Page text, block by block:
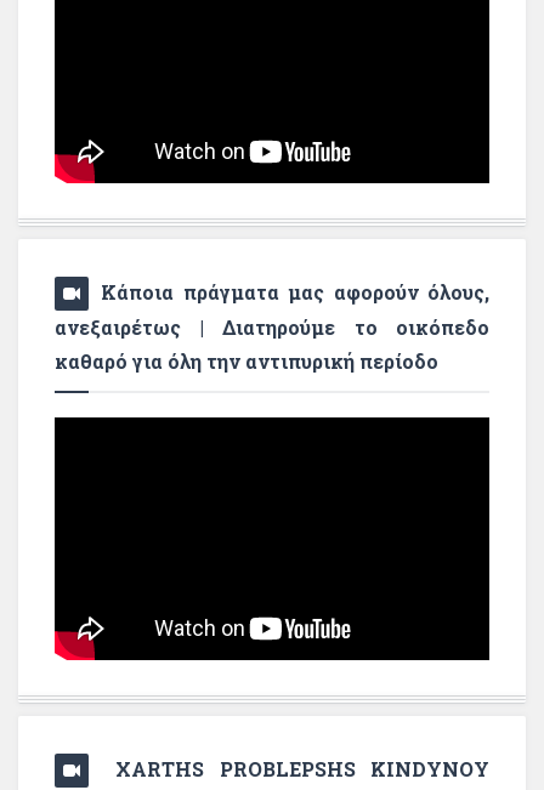
Κάποια πράγματα μας αφορούν όλους,
ανεξαιρέτως | Διατηρούμε το οικόπεδο
καθαρό για όλη την αντιπυρική περίοδο
XARTHS PROBLEPSHS KINDYNOY